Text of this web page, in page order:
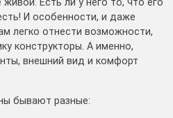
Есть ли у него то, что его
И особенности, и даже
легко отнести возможности,
конструкторы. А именно,
внешний вид и комфорт
бывают разные: